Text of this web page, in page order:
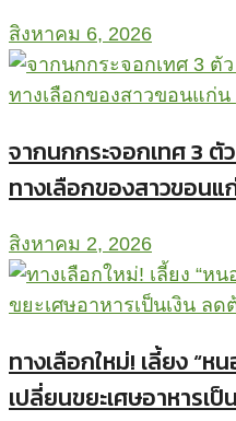
สิงหาคม 6, 2026
จากนกกระจอกเทศ 3 ตั
ทางเลือกของสาวขอนแ
สิงหาคม 2, 2026
ทางเลือกใหม่! เลี้ยง “ห
เปลี่ยนขยะเศษอาหารเ